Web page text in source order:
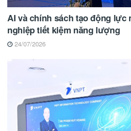
AI và chính sách tạo động lực
nghiệp tiết kiệm năng lượng
24/07/2026